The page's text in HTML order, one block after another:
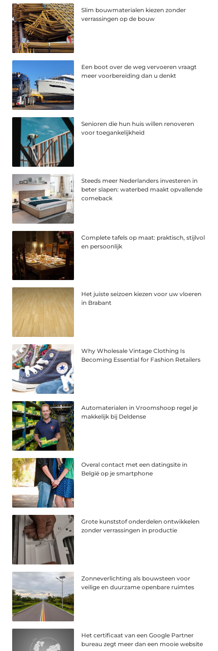
Slim bouwmaterialen kiezen zonder
verrassingen op de bouw
Een boot over de weg vervoeren vraagt
meer voorbereiding dan u denkt
Senioren die hun huis willen renoveren
voor toegankelijkheid
Steeds meer Nederlanders investeren in
beter slapen: waterbed maakt opvallende
comeback
Complete tafels op maat: praktisch, stijlvol
en persoonlijk
Het juiste seizoen kiezen voor uw vloeren
in Brabant
Why Wholesale Vintage Clothing Is
Becoming Essential for Fashion Retailers
Automaterialen in Vroomshoop regel je
makkelijk bij Deldense
Overal contact met een datingsite in
België op je smartphone
Grote kunststof onderdelen ontwikkelen
zonder verrassingen in productie
Zonneverlichting als bouwsteen voor
veilige en duurzame openbare ruimtes
Het certificaat van een Google Partner
bureau zegt meer dan een mooie website